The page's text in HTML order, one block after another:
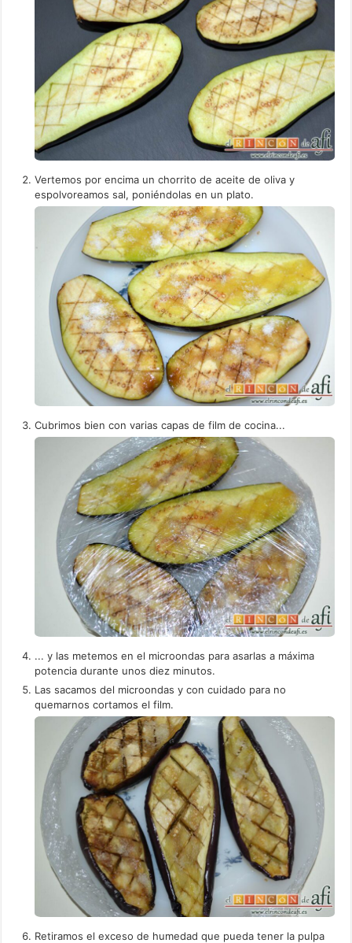
Vertemos por encima un chorrito de aceite de oliva y
espolvoreamos sal, poniéndolas en un plato.
Cubrimos bien con varias capas de film de cocina...
... y las metemos en el microondas para asarlas a máxima
potencia durante unos diez minutos.
Las sacamos del microondas y con cuidado para no
quemarnos cortamos el film.
Retiramos el exceso de humedad que pueda tener la pulpa